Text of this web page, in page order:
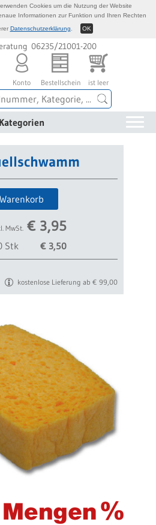
06235/21001-200
Konto Bestellschein ist leer
Kategorien
MwSt. € 3,95
Stk € 3,50
kostenlose Lieferung ab € 99,00
Cookies um die Nutzung der Website
Informationen zur Funktion und Ihren Rechten
Datenschutzerklärung OK